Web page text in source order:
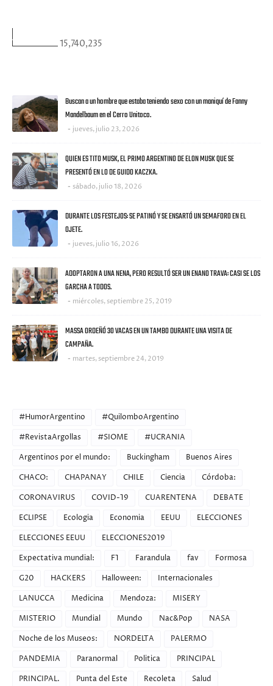
15,740,235
Buscan a un hombre que estaba teniendo sexo con un maniquí de Fanny
Mandelbaum en el Cerro Unitoco.
jueves, julio 23, 2026
QUIEN ES TITO MUSK, EL PRIMO ARGENTINO DE ELON MUSK QUE SE
PRESENTÓ EN LO DE GUIDO KACZKA.
sábado, julio 18, 2026
DURANTE LOS FESTEJOS: SE PATINÓ Y SE ENSARTÓ UN SEMAFORO EN EL
OJETE.
jueves, julio 16, 2026
ADOPTARON A UNA NENA, PERO RESULTÓ SER UN ENANO TRAVA: CASI SE LOS
GARCHA A TODOS.
miércoles, septiembre 25, 2019
MASSA ORDEÑÓ 30 VACAS EN UN TAMBO DURANTE UNA VISITA DE
CAMPAÑA.
martes, septiembre 24, 2019
#HumorArgentino
#QuilomboArgentino
#RevistaArgollas
#SIOME
#UCRANIA
Argentinos por el mundo:
Buckingham
Buenos Aires
CHACO:
CHAPANAY CHILE Ciencia
Córdoba:
CORONAVIRUS
COVID-19 CUARENTENA
DEBATE
ECLIPSE
Ecologia Economia EEUU
ELECCIONES
ELECCIONES EEUU
ELECCIONES2019
Expectativa mundial:
F1 Farandula fav
Formosa
G20
HACKERS Halloween:
Internacionales
LANUCCA
Medicina Mendoza:
MISERY
MISTERIO
Mundial Mundo Nac&Pop
NASA
Noche de los Museos:
NORDELTA
PALERMO
PANDEMIA
Paranormal Politica
PRINCIPAL
PRINCIPAL.
Punta del Este Recoleta Salud